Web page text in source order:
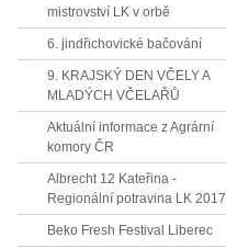
mistrovství LK v orbě
6. jindřichovické bačování
9. KRAJSKÝ DEN VČELY A
MLADÝCH VČELAŘŮ
Aktuální informace z Agrární
komory ČR
Albrecht 12 Kateřina -
Regionální potravina LK 2017
Beko Fresh Festival Liberec